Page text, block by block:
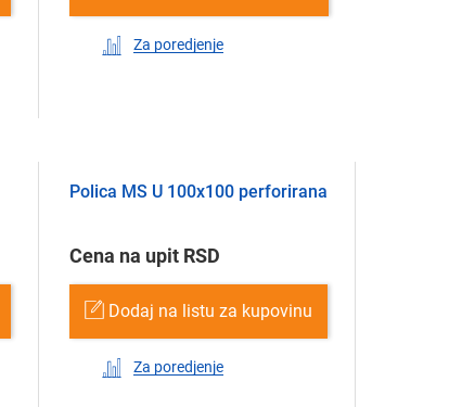
Za poredjenje
Polica MS U 100х100 perforirana
Cena na upit RSD
Dodaj na listu za kupovinu
Za poredjenje